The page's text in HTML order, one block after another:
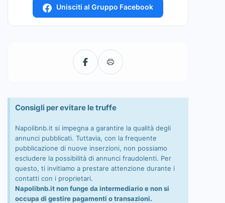
Unisciti al Gruppo Facebook
Consigli per evitare le truffe
Napolibnb.it si impegna a garantire la qualità degli
annunci pubblicati. Tuttavia, con la frequente
pubblicazione di nuove inserzioni, non possiamo
escludere la possibilità di annunci fraudolenti. Per
questo, ti invitiamo a prestare attenzione durante i
contatti con i proprietari.
Napolibnb.it non funge da intermediario e non si
occupa di gestire pagamenti o transazioni.